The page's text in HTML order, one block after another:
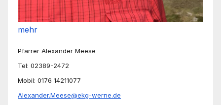
mehr
Pfarrer Alexander Meese
Tel: 02389-2472
Mobil: 0176 14211077
Alexander.Meese@ekg-werne.de